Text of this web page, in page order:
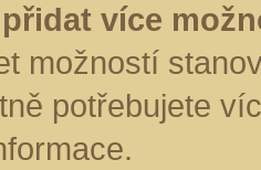
více
možností
potřebujete